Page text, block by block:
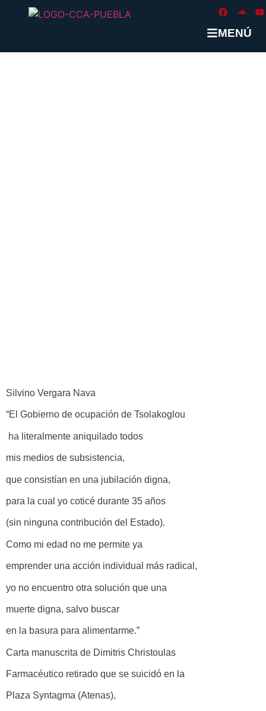
MENÚ
Silvino Vergara Nava
“El Gobierno de ocupación de Tsolakoglou
ha literalmente aniquilado todos
mis medios de subsistencia,
que consistían en una jubilación digna,
para la cual yo coticé durante 35 años
(sin ninguna contribución del Estado).
Como mi edad no me permite ya
emprender una acción individual más radical,
yo no encuentro otra solución que una
muerte digna, salvo buscar
en la basura para alimentarme.”
Carta manuscrita de Dimitris Christoulas
Farmacéutico retirado que se suicidó en la
Plaza Syntagma (Atenas),